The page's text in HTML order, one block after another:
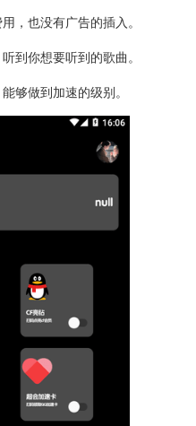
，也没有广告的插入。
到你想要听到的歌曲。
够做到加速的级别。